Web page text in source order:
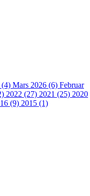
Mars 2026 (6) Februar
2022 (27) 2021 (25) 2020
(9) 2015 (1)